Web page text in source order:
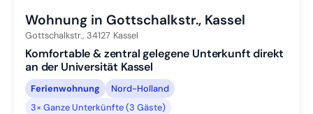
Wohnung in Gottschalkstr., Kassel
Gottschalkstr., 34127 Kassel
Komfortable & zentral gelegene Unterkunft direkt
an der Universität Kassel
Ferienwohnung
Nord-Holland
3× Ganze Unterkünfte (3 Gäste)